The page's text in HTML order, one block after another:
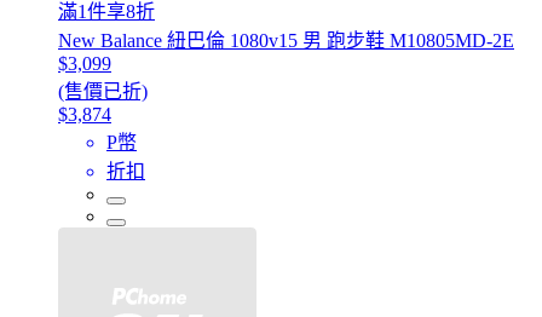
滿1件享8折
New Balance 紐巴倫 1080v15 男 跑步鞋 M10805MD-2E
$3,099
(售價已折)
$3,874
P幣
折扣